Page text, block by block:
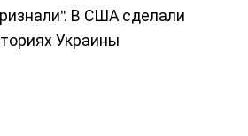
В США сделали
Украины